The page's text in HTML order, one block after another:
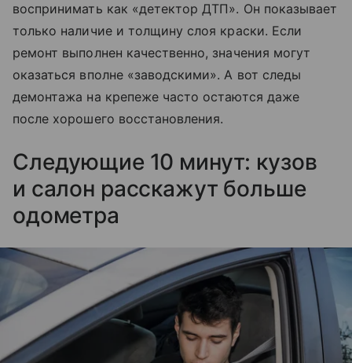
воспринимать как «детектор ДТП». Он показывает
только наличие и толщину слоя краски. Если
ремонт выполнен качественно, значения могут
оказаться вполне «заводскими». А вот следы
демонтажа на крепеже часто остаются даже
после хорошего восстановления.
Следующие 10 минут: кузов
и салон расскажут больше
одометра